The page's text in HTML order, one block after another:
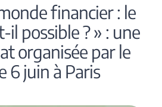
?
financier : le
il possible ? » : une
organisée par le
6 juin à Paris